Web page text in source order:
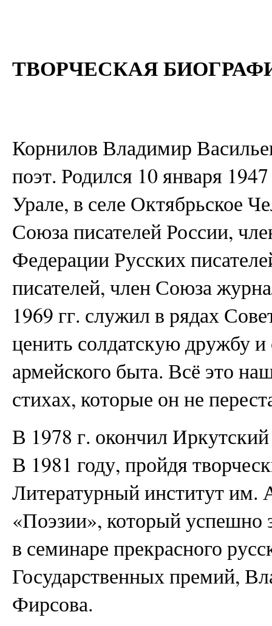
ТВОРЧЕСКАЯ
Корнилов Владимир
поэт. Родился 10 января
Урале, в селе Октябрьское
Союза писателей России,
Федерации Русских
писателей, член Союза
1969 гг. служил в рядах
ценить солдатскую дружбу и
армейского быта. Всё это
стихах, которые он не
В 1978 г. окончил
В 1981 году, пройдя
Литературный институт им.
«Поэзии», который успешно
в семинаре прекрасного
Государственных премий,
Фирсова.